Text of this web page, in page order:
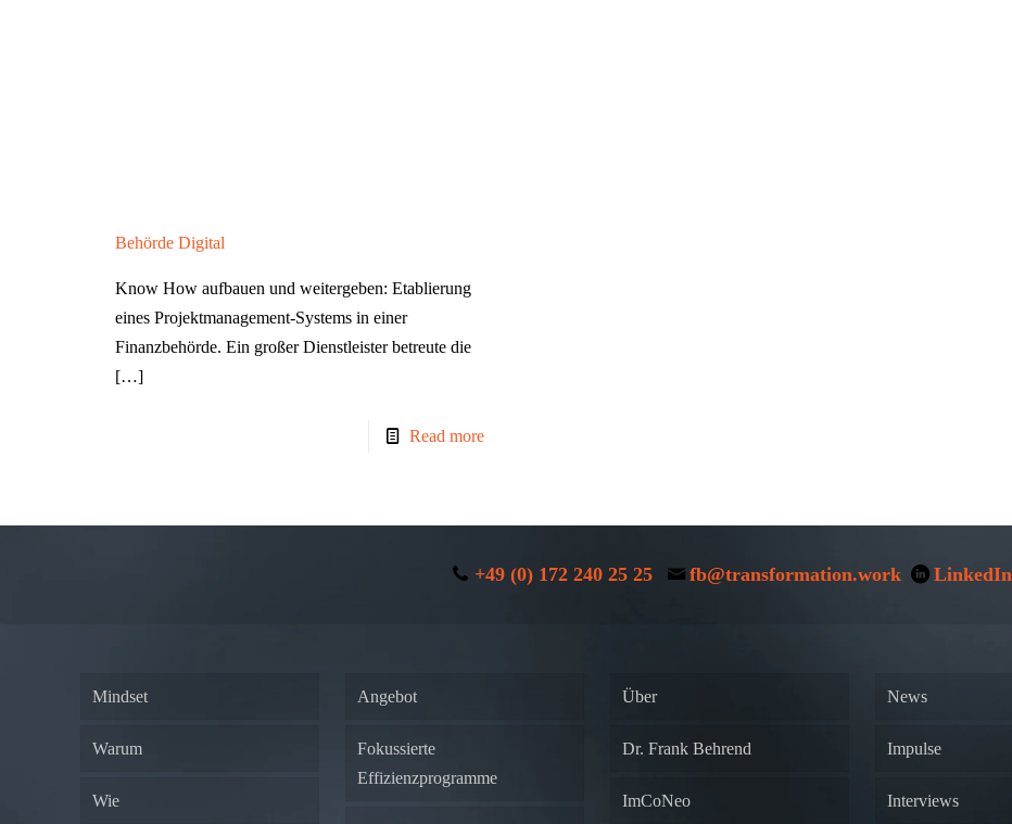
Behörde Digital
Know How aufbauen und weitergeben: Etablierung
eines Projektmanagement-Systems in einer
Finanzbehörde. Ein großer Dienstleister betreute die
[…]
Read more
+49 (0) 172 240 25 25 fb@transformation.work LinkedIn
Mindset
Warum
Wie
Angebot
Fokussierte
Effizienzprogramme
Über
Dr. Frank Behrend
ImCoNeo
News
Impulse
Interviews